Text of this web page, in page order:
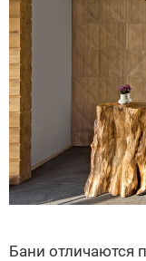
Бани отличаются